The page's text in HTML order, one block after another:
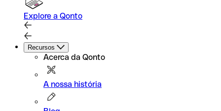
Explore a Qonto
Recursos
Acerca da Qonto
A nossa história